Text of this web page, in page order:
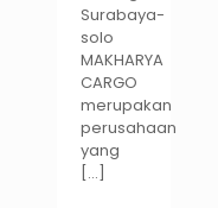
Surabaya-
solo
MAKHARYA
CARGO
merupakan
perusahaan
yang
[…]